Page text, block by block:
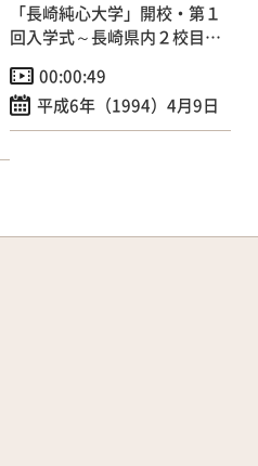
「長崎純心大学」開校・第１
回入学式～長崎県内２校目の
00:00:49
平成6年（1994）4月9日